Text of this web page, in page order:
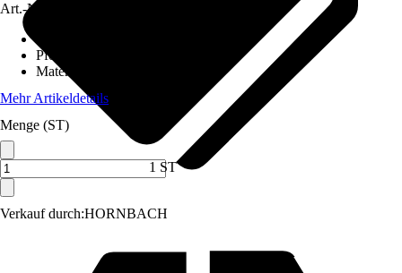
Verkauf durch:HORNBACH
Art.-Nr.
Pfostenstärke
Material
Mehr Artikeldetails
Menge (ST)
1 ST